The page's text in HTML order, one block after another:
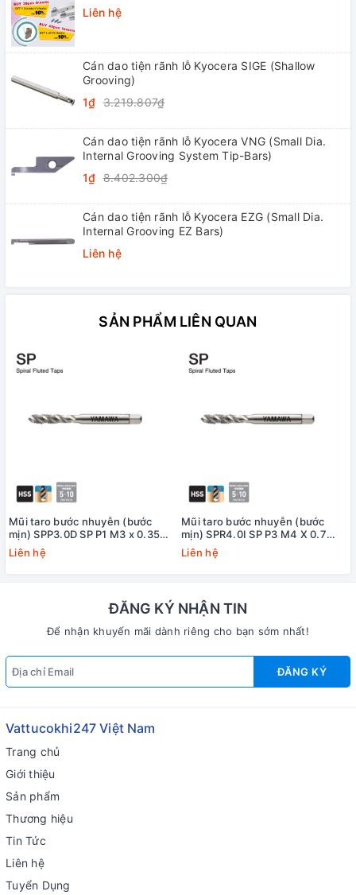
Liên hệ
Cán dao tiện rãnh lỗ Kyocera SIGE (Shallow
Grooving)
1₫ 3.219.807₫
Cán dao tiện rãnh lỗ Kyocera VNG (Small Dia.
Internal Grooving System Tip-Bars)
1₫ 8.402.300₫
Cán dao tiện rãnh lỗ Kyocera EZG (Small Dia.
Internal Grooving EZ Bars)
Liên hệ
SẢN PHẨM LIÊN QUAN
Mũi taro bước nhuyễn (bước
mịn) SPP3.0D SP P1 M3 x 0.35
Yamawa
Liên hệ
Mũi taro bước nhuyễn (bước
mịn) SPR4.0I SP P3 M4 X 0.7
+20 Yamawa (dung sai lớn)
Liên hệ
ĐĂNG KÝ NHẬN TIN
Để nhận khuyến mãi dành riêng cho bạn sớm nhất!
ĐĂNG KÝ
Vattucokhi247 Việt Nam
Trang chủ
Giới thiệu
Sản phẩm
Thương hiệu
Tin Tức
Liên hệ
Tuyển Dụng